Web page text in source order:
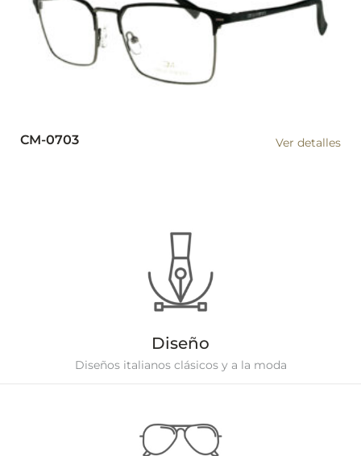
CM-0703 Ver detalles
Diseño
Diseños italianos clásicos y a la moda